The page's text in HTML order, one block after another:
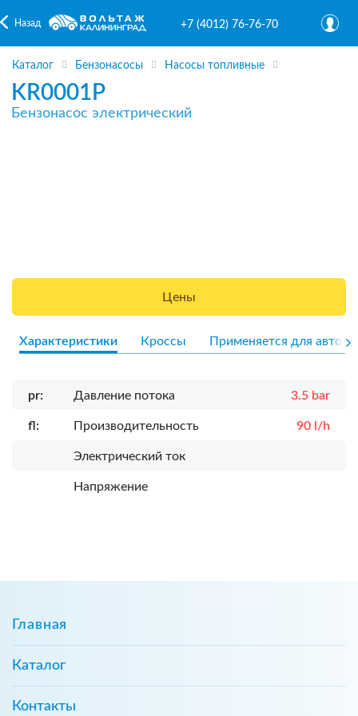
Назад +7 (4012) 76-76-70
Каталог Бензонасосы Насосы топливные
KR0001P
Бензонасос электрический
Цены
Характеристики Кроссы Применяется для авто
pr: Давление потока 3.5 bar
fl: Производительность 90 l/h
Электрический ток
Напряжение
Главная
Каталог
Контакты